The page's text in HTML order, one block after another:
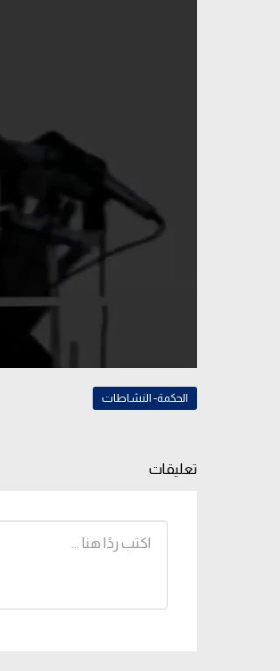
الحكمة- النشاطات
تعليقات